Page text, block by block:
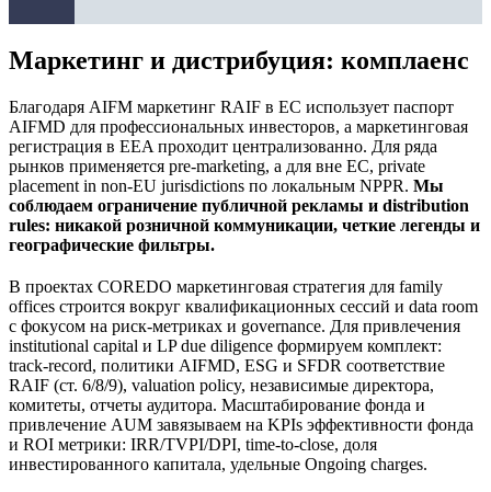
Маркетинг и дистрибуция: комплаенс
Благодаря AIFM маркетинг RAIF в ЕС использует паспорт
AIFMD для профессиональных инвесторов, а маркетинговая
регистрация в EEA проходит централизованно. Для ряда
рынков применяется pre-marketing, а для вне ЕС, private
placement in non-EU jurisdictions по локальным NPPR. Мы
соблюдаем ограничение публичной рекламы и distribution
rules: никакой розничной коммуникации, четкие легенды и
географические фильтры.
В проектах COREDO маркетинговая стратегия для family
offices строится вокруг квалификационных сессий и data room
с фокусом на риск-метриках и governance. Для привлечения
institutional capital и LP due diligence формируем комплект:
track-record, политики AIFMD, ESG и SFDR соответствие
RAIF (ст. 6/8/9), valuation policy, независимые директора,
комитеты, отчеты аудитора. Масштабирование фонда и
привлечение AUM завязываем на KPIs эффективности фонда
и ROI метрики: IRR/TVPI/DPI, time-to-close, доля
инвестированного капитала, удельные Ongoing charges.